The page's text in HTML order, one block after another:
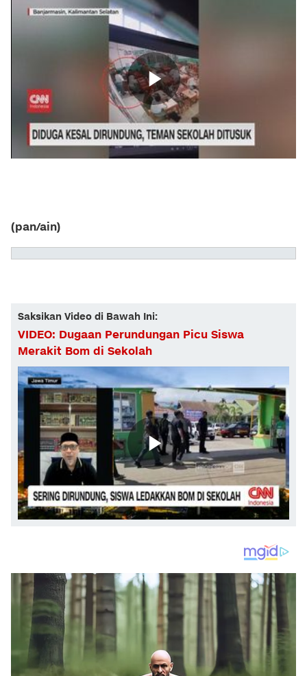
(pan/ain)
Saksikan Video di Bawah Ini:
VIDEO: Dugaan Perundungan Picu Siswa
Merakit Bom di Sekolah